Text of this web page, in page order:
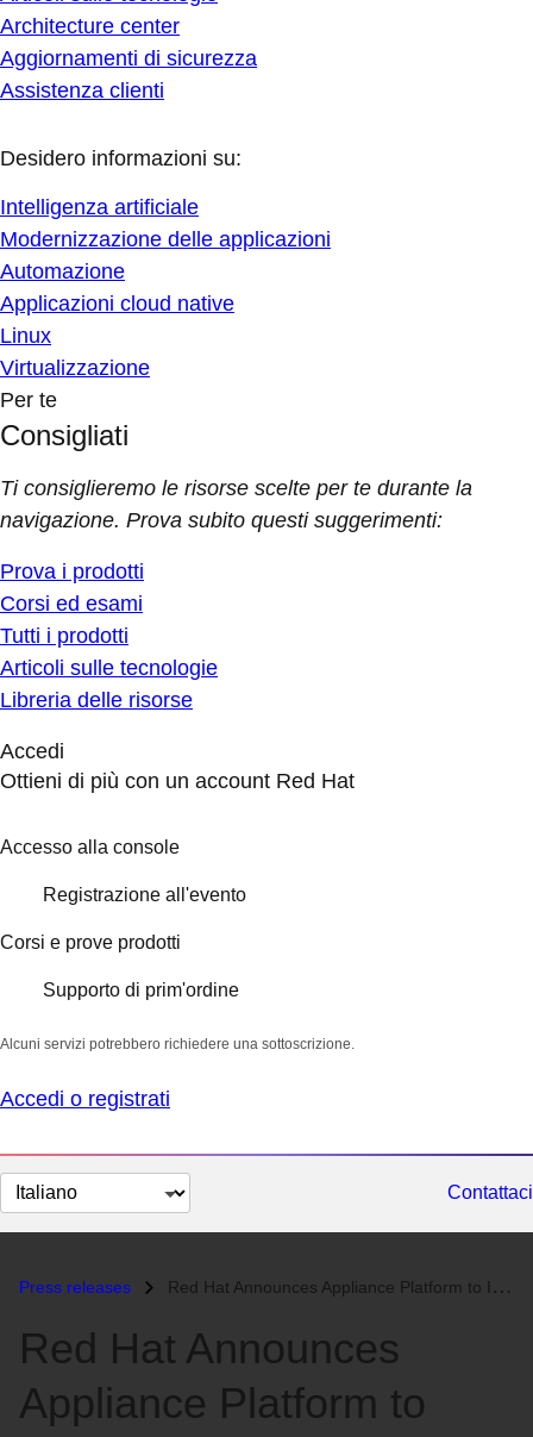
Architecture center
Aggiornamenti di sicurezza
Assistenza clienti
Desidero informazioni su:
Intelligenza artificiale
Modernizzazione delle applicazioni
Automazione
Applicazioni cloud native
Linux
Virtualizzazione
Per te
Consigliati
Ti consiglieremo le risorse scelte per te durante la
navigazione. Prova subito questi suggerimenti:
Prova i prodotti
Corsi ed esami
Tutti i prodotti
Articoli sulle tecnologie
Libreria delle risorse
Accedi
Ottieni di più con un account Red Hat
Accesso alla console
Registrazione all'evento
Corsi e prove prodotti
Supporto di prim'ordine
Alcuni servizi potrebbero richiedere una sottoscrizione.
Accedi o registrati
Cambia
lingua
Contattaci
Press releases Red Hat Announces Appliance Platform to Improve Economics and Expand M...
Red Hat Announces
Appliance Platform to